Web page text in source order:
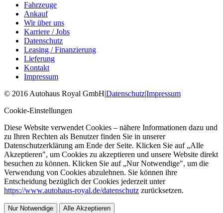
Fahrzeuge
Ankauf
Wir über uns
Karriere / Jobs
Datenschutz
Leasing / Finanzierung
Lieferung
Kontakt
Impressum
© 2016 Autohaus Royal GmbH|Datenschutz|Impressum
Cookie-Einstellungen
Diese Website verwendet Cookies – nähere Informationen dazu und
zu Ihren Rechten als Benutzer finden Sie in unserer
Datenschutzerklärung am Ende der Seite. Klicken Sie auf „Alle
Akzeptieren", um Cookies zu akzeptieren und unsere Website direkt
besuchen zu können. Klicken Sie auf „Nur Notwendige", um die
Verwendung von Cookies abzulehnen. Sie können ihre
Entscheidung bezüglich der Cookies jederzeit unter
https://www.autohaus-royal.de/datenschutz zurücksetzen.
Nur Notwendige Alle Akzeptieren